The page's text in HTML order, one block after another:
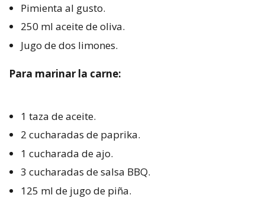
Pimienta al gusto.
250 ml aceite de oliva.
Jugo de dos limones.
Para marinar la carne:
1 taza de aceite.
2 cucharadas de paprika.
1 cucharada de ajo.
3 cucharadas de salsa BBQ.
125 ml de jugo de piña.